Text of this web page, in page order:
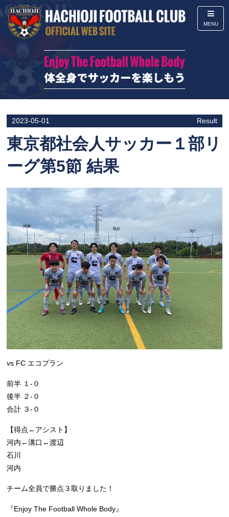
MENU
2023-05-01 Result
東京都社会人サッカー１部リ
ーグ第5節 結果
vs FC エコプラン
前半 １-０
後半 ２-０
合計 ３-０
【得点←アシスト】
河内←溝口←渡辺
石川
河内
チーム全員で勝点３取りました！
『Enjoy The Football Whole Body』